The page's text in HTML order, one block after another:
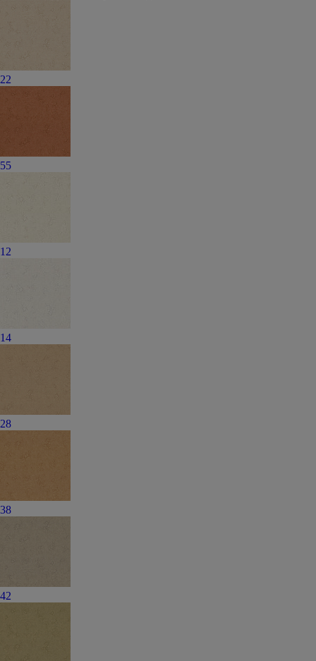
22
55
12
14
28
38
42